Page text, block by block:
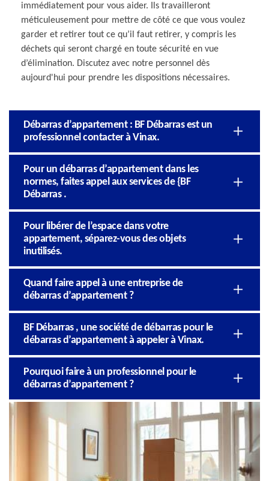
immédiatement pour vous aider. Ils travailleront
méticuleusement pour mettre de côté ce que vous voulez
garder et retirer tout ce qu’il faut retirer, y compris les
déchets qui seront chargé en toute sécurité en vue
d’élimination. Discutez avec notre personnel dès
aujourd'hui pour prendre les dispositions nécessaires.
Débarras d’appartement : BF Débarras est un
professionnel contacter à Vinax.
Pour un débarras d’appartement dans les
normes, faites appel aux services de {BF
Débarras .
Pour libérer de l’espace dans votre
appartement, séparez-vous des objets
inutilisés.
Quand faire appel à une entreprise de
débarras d’appartement ?
BF Débarras , une société de débarras pour le
débarras d’appartement à appeler à Vinax.
Pourquoi faire à un professionnel pour le
débarras d’appartement ?